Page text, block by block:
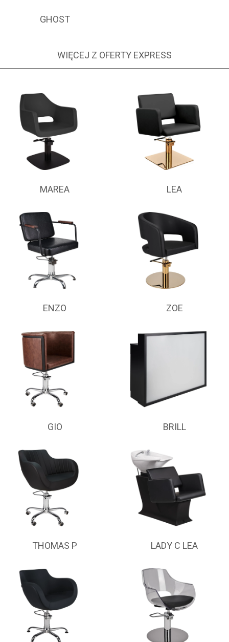
GHOST
WIĘCEJ Z OFERTY EXPRESS
MAREA LEA
ENZO ZOE
GIO BRILL
THOMAS P LADY C LEA